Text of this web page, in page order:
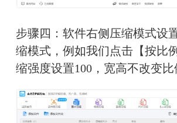
步骤四：软件右侧压缩模式设
缩模式，例如我们点击【按比
缩强度设置100，宽高不改变比